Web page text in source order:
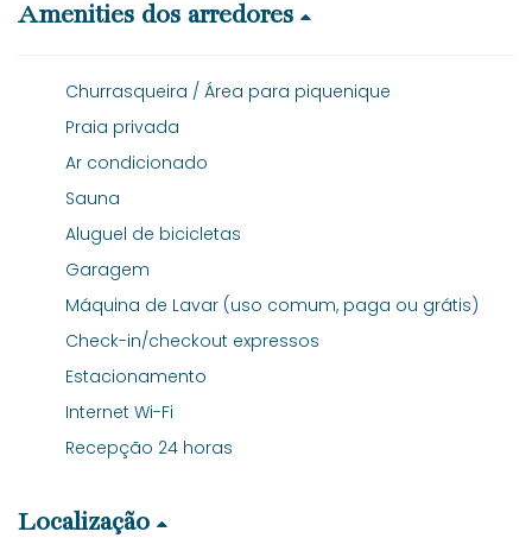
Amenities dos arredores
Churrasqueira / Área para piquenique
Praia privada
Ar condicionado
Sauna
Aluguel de bicicletas
Garagem
Máquina de Lavar (uso comum, paga ou grátis)
Check-in/checkout expressos
Estacionamento
Internet Wi-Fi
Recepção 24 horas
Localização